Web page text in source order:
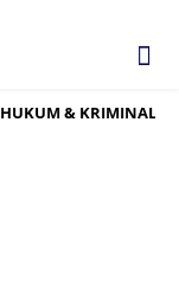
HUKUM & KRIMINAL